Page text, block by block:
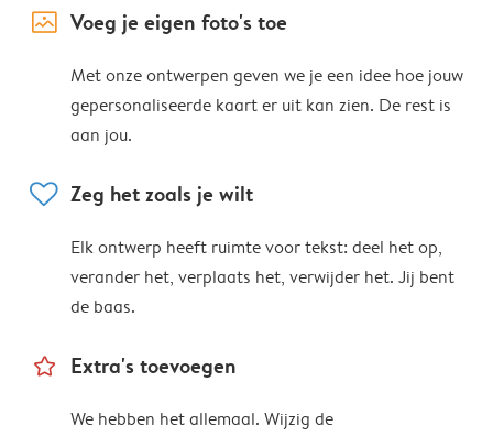
image_placeholder Voeg je eigen foto's toe
Met onze ontwerpen geven we je een idee hoe jouw
gepersonaliseerde kaart er uit kan zien. De rest is
aan jou.
heart Zeg het zoals je wilt
Elk ontwerp heeft ruimte voor tekst: deel het op,
verander het, verplaats het, verwijder het. Jij bent
de baas.
star_outline Extra's toevoegen
We hebben het allemaal. Wijzig de